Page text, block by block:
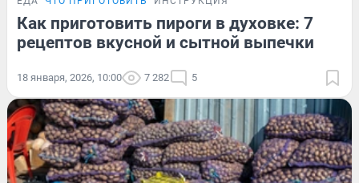
Как приготовить пироги в духовке: 7
рецептов вкусной и сытной выпечки
18 января, 2026, 10:00 7 282 5